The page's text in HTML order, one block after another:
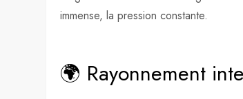
immense, la pression constante.
🌍 Rayonnement